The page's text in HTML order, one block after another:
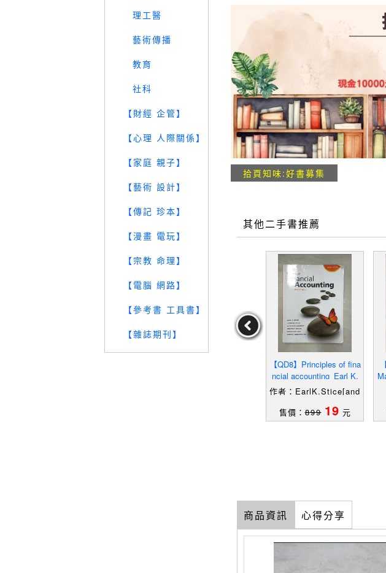
理工醫
藝術傳播
教育
社科
【財經 企管】
【心理 人際關係】
【家庭 親子】
【藝術 設計】
【傳記 珍本】
【漫畫 電玩】
【宗教 命理】
【電腦 網路】
【參考書 工具書】
【雜誌期刊】
拾頁知味:好書募集
其他二手書推薦
【QD8】Principles of fina
ncial accounting_Earl K.
Stice [and others]
作者：EarlK.Stice[and
售價：899 19 元
商品資訊 心得分享